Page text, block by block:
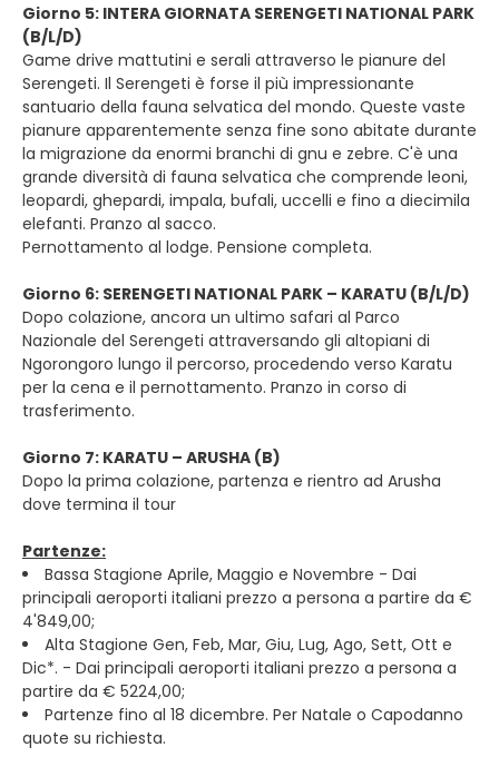
Giorno 5: INTERA GIORNATA SERENGETI NATIONAL PARK
(B/L/D)
Game drive mattutini e serali attraverso le pianure del
Serengeti. Il Serengeti è forse il più impressionante
santuario della fauna selvatica del mondo. Queste vaste
pianure apparentemente senza fine sono abitate durante
la migrazione da enormi branchi di gnu e zebre. C'è una
grande diversità di fauna selvatica che comprende leoni,
leopardi, ghepardi, impala, bufali, uccelli e fino a diecimila
elefanti. Pranzo al sacco.
Pernottamento al lodge. Pensione completa.
Giorno 6: SERENGETI NATIONAL PARK – KARATU (B/L/D)
Dopo colazione, ancora un ultimo safari al Parco
Nazionale del Serengeti attraversando gli altopiani di
Ngorongoro lungo il percorso, procedendo verso Karatu
per la cena e il pernottamento. Pranzo in corso di
trasferimento.
Giorno 7: KARATU – ARUSHA (B)
Dopo la prima colazione, partenza e rientro ad Arusha
dove termina il tour
Partenze:
Bassa Stagione Aprile, Maggio e Novembre - Dai
principali aeroporti italiani prezzo a persona a partire da €
4'849,00;
Alta Stagione Gen, Feb, Mar, Giu, Lug, Ago, Sett, Ott e
Dic*. - Dai principali aeroporti italiani prezzo a persona a
partire da € 5224,00;
Partenze fino al 18 dicembre. Per Natale o Capodanno
quote su richiesta.